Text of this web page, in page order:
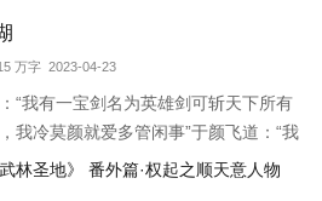
万字 2023-04-23
“我有一宝剑名为英雄剑可斩天下所有
我冷莫颜就爱多管闲事”于颜飞道：“我
为权利剑可斩江湖所有尔虞我诈之
林圣地》 番外篇·权起之顺天意人物